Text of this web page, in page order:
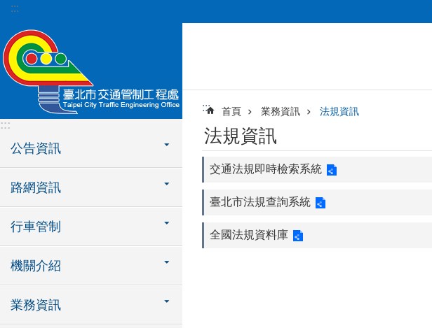
跳到主要內容區塊
:::
:::
公告資訊
路網資訊
行車管制
機關介紹
業務資訊
::: 首頁 業務資訊 法規資訊
法規資訊
交通法規即時檢索系統
臺北市法規查詢系統
全國法規資料庫